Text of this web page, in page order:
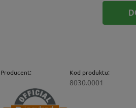
Producent: Kod produktu:
8030.0001